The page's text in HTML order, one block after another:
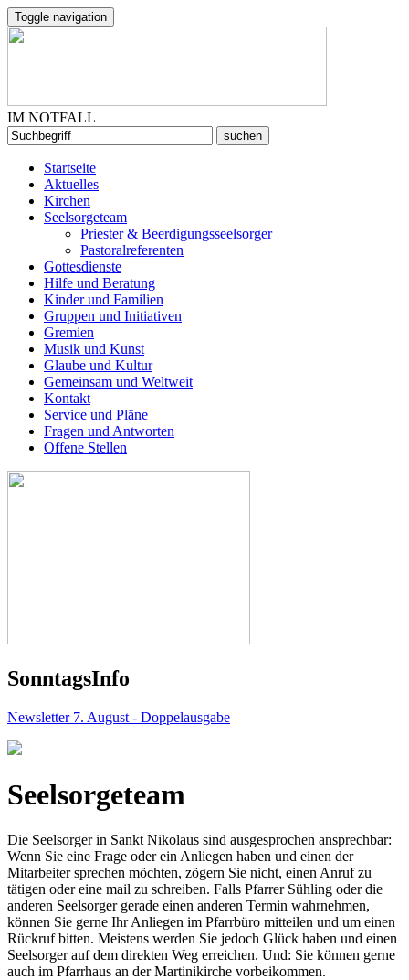
Toggle navigation
IM NOTFALL
Startseite
Aktuelles
Kirchen
Seelsorgeteam
Priester & Beerdigungsseelsorger
Pastoralreferenten
Gottesdienste
Hilfe und Beratung
Kinder und Familien
Gruppen und Initiativen
Gremien
Musik und Kunst
Glaube und Kultur
Gemeinsam und Weltweit
Kontakt
Service und Pläne
Fragen und Antworten
Offene Stellen
SonntagsInfo
Newsletter 7. August - Doppelausgabe
Seelsorgeteam
Die Seelsorger in Sankt Nikolaus sind ausgesprochen ansprechbar:
Wenn Sie eine Frage oder ein Anliegen haben und einen der
Mitarbeiter sprechen möchten, zögern Sie nicht, einen Anruf zu
tätigen oder eine mail zu schreiben. Falls Pfarrer Sühling oder die
anderen Seelsorger gerade einen anderen Termin wahrnehmen,
können Sie gerne Ihr Anliegen im Pfarrbüro mitteilen und um einen
Rückruf bitten. Meistens werden Sie jedoch Glück haben und einen
Seelsorger auf dem direkten Weg erreichen. Und: Sie können gerne
auch im Pfarrhaus an der Martinikirche vorbeikommen.